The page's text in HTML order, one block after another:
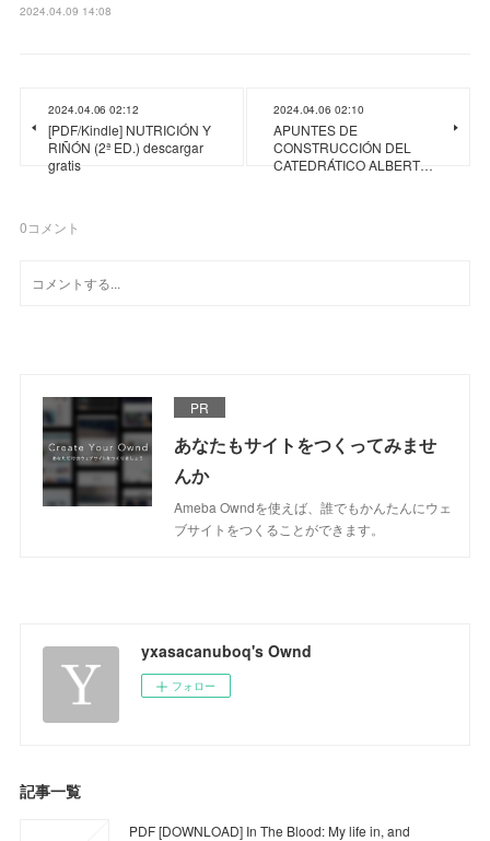
2024.04.09 14:08
2024.04.06 02:12
[PDF/Kindle] NUTRICIÓN Y
RIÑÓN (2ª ED.) descargar
gratis
2024.04.06 02:10
APUNTES DE
CONSTRUCCIÓN DEL
CATEDRÁTICO ALBERT…
0コメント
PR
あなたもサイトをつくってみませ
んか
Ameba Owndを使えば、誰でもかんたんにウェ
ブサイトをつくることができます。
yxasacanuboq's Ownd
フォロー
記事一覧
PDF [DOWNLOAD] In The Blood: My life in, and